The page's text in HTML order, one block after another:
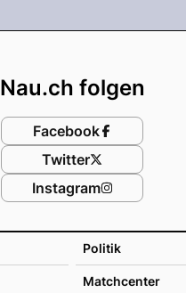
Politik
Matchcenter
Nau.ch folgen
Facebook
Twitter
Instagram